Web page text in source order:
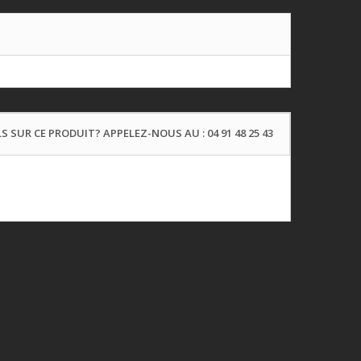
SUR CE PRODUIT? APPELEZ-NOUS AU : 04 91 48 25 43